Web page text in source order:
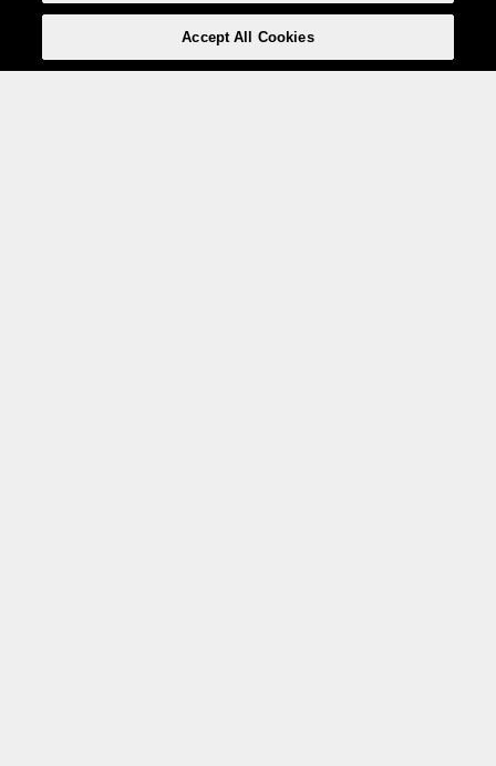
Accept All Cookies